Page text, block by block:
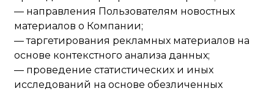
— направления Пользователям новостных
материалов о Компании;
— таргетирования рекламных материалов на
основе контекстного анализа данных;
— проведение статистических и иных
исследований на основе обезличенных